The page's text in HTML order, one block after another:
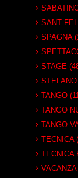
SANT
SPAGNA
STAGE
TANGO
TANGO
TANGO
TECNICA
TECNICA
VACANZA